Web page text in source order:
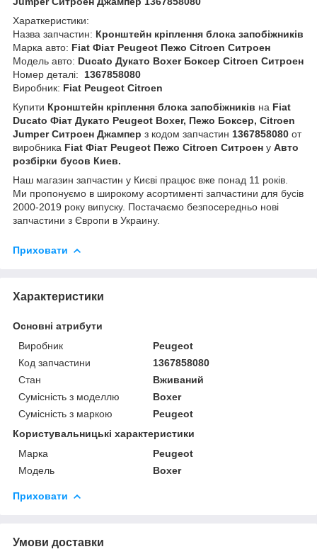
Хараткеристики:
Назва запчастин: Кронштейн кріплення блока запобіжників
Марка авто: Fiat Фіат Peugeot Пежо Citroen Ситроен
Модель авто: Ducato Дукато Boxer Боксер Citroen Ситроен
Номер деталі:
1367858080
Виробник: Fiat Peugeot Citroen
Купити Кронштейн кріплення блока запобіжників на Fiat
Ducato Фіат Дукато Peugeot Boxer, Пежо Боксер, Citroen
Jumper Ситроен Джампер з кодом запчастин 1367858080 от
виробника Fiat Фіат Peugeot Пежо Citroen Ситроен у Авто
розбірки бусов Киев.
Наш магазин запчастин у Києві працює вже понад 11 років.
Ми пропонуємо в широкому асортименті запчастини для бусів
2000-2019 року випуску. Постачаємо безпосередньо нові
запчастини з Європи в Украину.
Приховати
Характеристики
Основні атрибути
Виробник
Peugeot
Код запчастини
1367858080
Стан
Вживаний
Сумісність з моделлю
Boxer
Сумісність з маркою
Peugeot
Користувальницькі характеристики
Марка
Peugeot
Модель
Boxer
Приховати
Умови доставки